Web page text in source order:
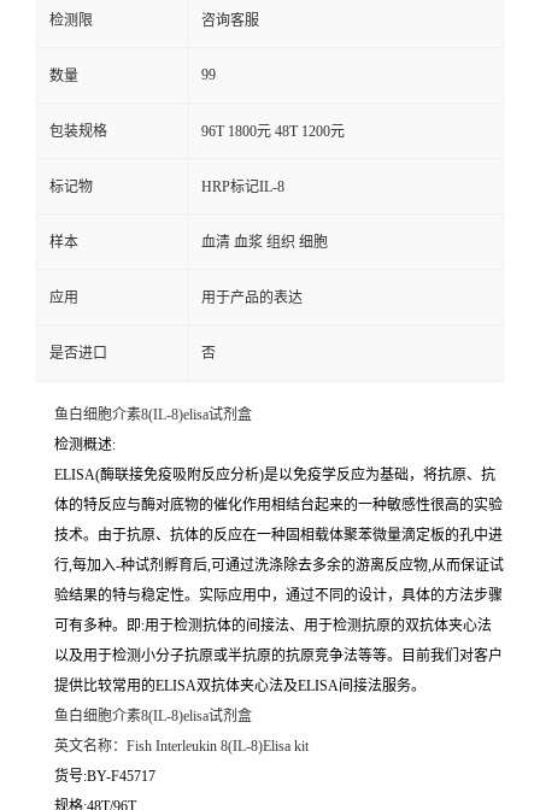
检测限 咨询客服
数量 99
包装规格 96T 1800元 48T 1200元
标记物 HRP标记IL-8
样本 血清 血浆 组织 细胞
应用 用于产品的表达
是否进口 否
鱼白细胞介素8(IL-8)elisa试剂盒
检测概述:
ELISA(酶联接免疫吸附反应分析)是以免疫学反应为基础，将抗原、抗
体的特反应与酶对底物的催化作用相结台起来的一种敏感性很高的实验
技术。由于抗原、抗体的反应在一种固相载体聚苯微量滴定板的孔中进
行,每加入-种试剂孵育后,可通过洗涤除去多余的游离反应物,从而保证试
验结果的特与稳定性。实际应用中，通过不同的设计，具体的方法步骤
可有多种。即:用于检测抗体的间接法、用于检测抗原的双抗体夹心法
以及用于检测小分子抗原或半抗原的抗原竞争法等等。目前我们对客户
提供比较常用的ELISA双抗体夹心法及ELISA间接法服务。
鱼白细胞介素8(IL-8)elisa试剂盒
英文名称： Fish Interleukin 8(IL-8)Elisa kit
货号:BY-F45717